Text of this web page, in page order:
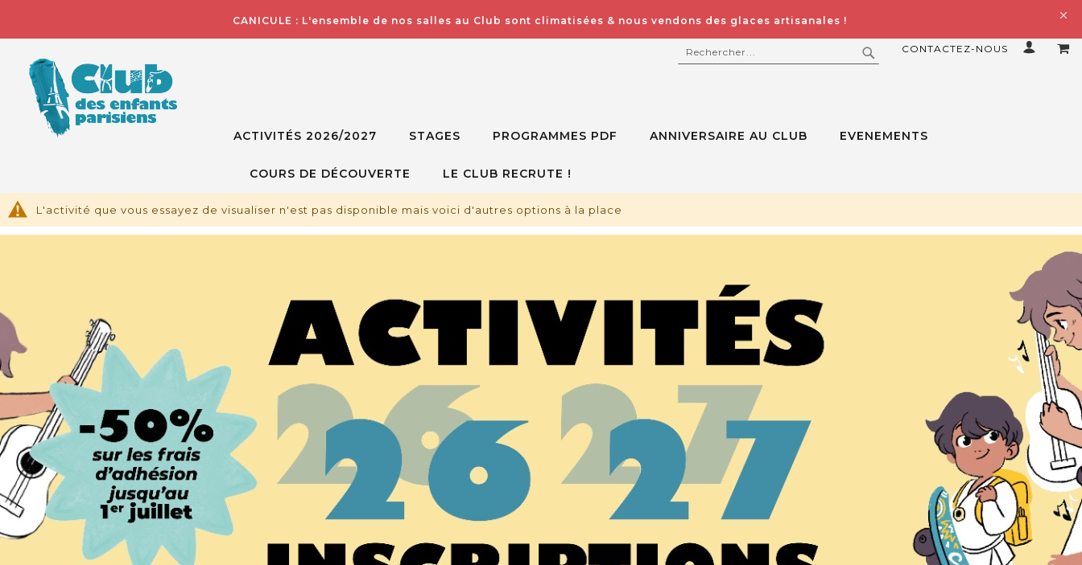
CANICULE : L'ensemble de nos salles au Club sont climatisées & nous vendons des glaces artisanales !
CONTACTEZ-NOUS
RECHERCHER
ACTIVITÉS 2026/2027 STAGES PROGRAMMES PDF ANNIVERSAIRE AU CLUB EVENEMENTS
COURS DE DÉCOUVERTE LE CLUB RECRUTE !
L'activité que vous essayez de visualiser n'est pas disponible mais voici d'autres options à la place